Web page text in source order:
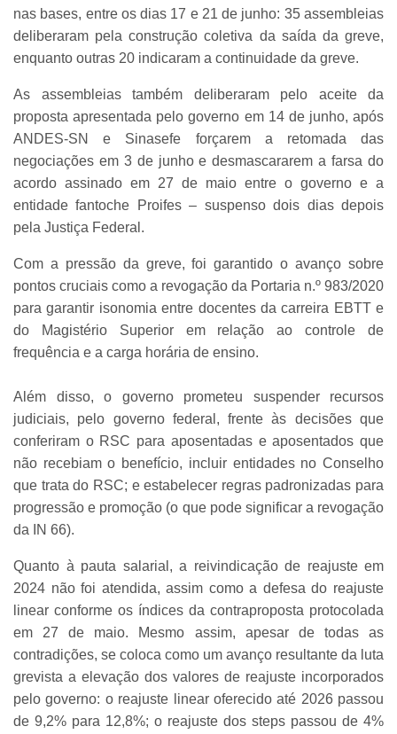
nas bases, entre os dias 17 e 21 de junho: 35 assembleias
deliberaram pela construção coletiva da saída da greve,
enquanto outras 20 indicaram a continuidade da greve.
As assembleias também deliberaram pelo aceite da
proposta apresentada pelo governo em 14 de junho, após
ANDES-SN e Sinasefe forçarem a retomada das
negociações em 3 de junho e desmascararem a farsa do
acordo assinado em 27 de maio entre o governo e a
entidade fantoche Proifes – suspenso dois dias depois
pela Justiça Federal.
Com a pressão da greve, foi garantido o avanço sobre
pontos cruciais como a revogação da Portaria n.º 983/2020
para garantir isonomia entre docentes da carreira EBTT e
do Magistério Superior em relação ao controle de
frequência e a carga horária de ensino.
Além disso, o governo prometeu suspender recursos
judiciais, pelo governo federal, frente às decisões que
conferiram o RSC para aposentadas e aposentados que
não recebiam o benefício, incluir entidades no Conselho
que trata do RSC; e estabelecer regras padronizadas para
progressão e promoção (o que pode significar a revogação
da IN 66).
Quanto à pauta salarial, a reivindicação de reajuste em
2024 não foi atendida, assim como a defesa do reajuste
linear conforme os índices da contraproposta protocolada
em 27 de maio. Mesmo assim, apesar de todas as
contradições, se coloca como um avanço resultante da luta
grevista a elevação dos valores de reajuste incorporados
pelo governo: o reajuste linear oferecido até 2026 passou
de 9,2% para 12,8%; o reajuste dos steps passou de 4%